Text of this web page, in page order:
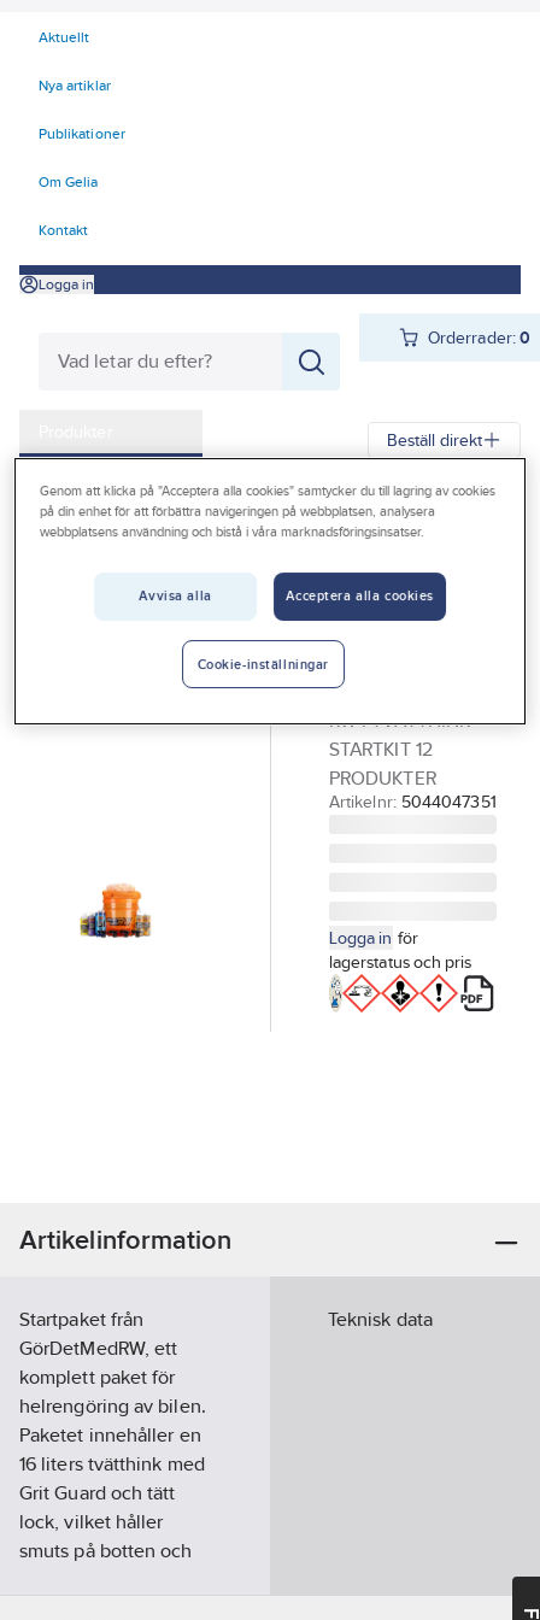
Aktuellt
Nya artiklar
Publikationer
Om Gelia
Kontakt
Logga in
Orderrader:0
Outlet
Beställ direkt
Gelia Produkter
Gelia Förnödenheter & Förbrukning
Rengöring och städ
Rengöring och avfettning
GÖRDETMEDRW
Bilvårdspaket
BILVÅRDSPAKET
RW I TVÄTTHINK
STARTKIT 12
PRODUKTER
Artikelnr: 5044047351
Logga in för
lagerstatus och pris
Artikelinformation
Startpaket från
GörDetMedRW, ett
komplett paket för
helrengöring av bilen.
Paketet innehåller en
16 liters tvätthink med
Grit Guard och tätt
lock, vilket håller
smuts på botten och
Teknisk data
Genom att klicka på "Acceptera alla cookies" samtycker du till lagring av cookies
på din enhet för att förbättra navigeringen på webbplatsen, analysera
webbplatsens användning och bistå i våra marknadsföringsinsatser.
Avvisa alla Acceptera alla cookies
Cookie-inställningar